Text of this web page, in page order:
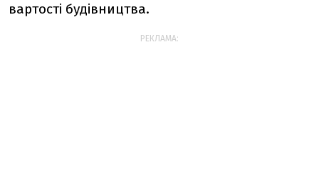
вартості будівництва.
РЕКЛАМА: